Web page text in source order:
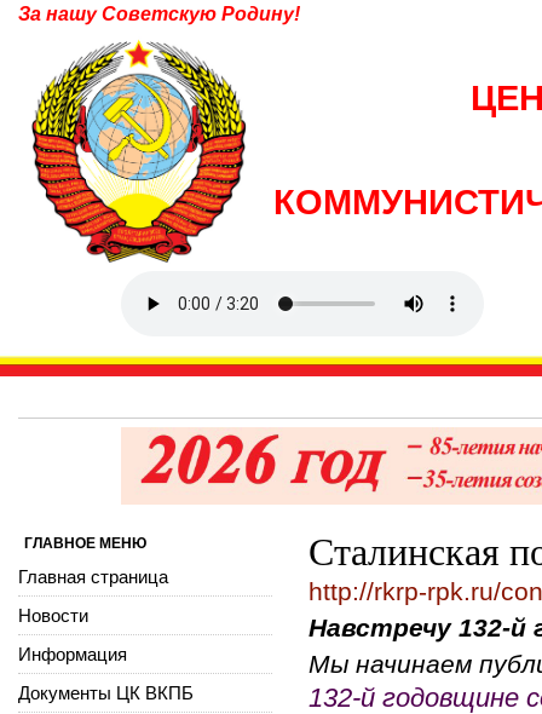
За нашу Советскую Родину!
Сталинская
http://rkrp-rpk.ru/
Навстречу 132-й
Мы начинаем
132-й годовщине
ГЛАВНОЕ МЕНЮ
Главная страница
Новости
Информация
Документы ЦК ВКПБ